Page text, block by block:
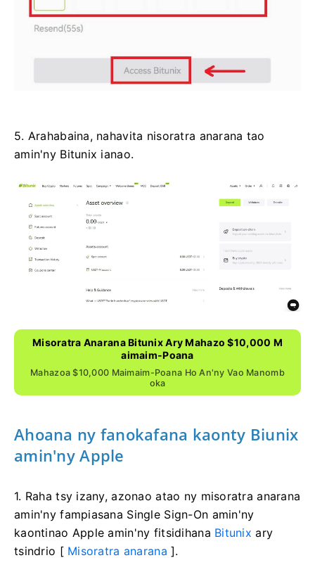
5. Arahabaina, nahavita nisoratra anarana tao
amin'ny Bitunix ianao.
Misoratra Anarana Bitunix Ary Mahazo $10,000 M
Aimaim-Poana
Mahazoa $10,000 Maimaim-Poana Ho An'ny Vao Manomb
Oka
Ahoana ny fanokafana kaonty Biunix
amin'ny Apple
1. Raha tsy izany, azonao atao ny misoratra anarana
amin'ny fampiasana Single Sign-On amin'ny
kaontinao Apple amin'ny fitsidihana Bitunix ary
tsindrio [ Misoratra anarana ].